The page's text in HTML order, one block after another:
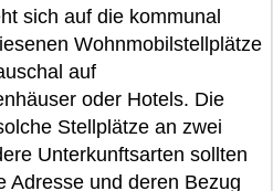
sich auf die kommunal
Wohnmobilstellplätze
auf
oder Hotels. Die
Stellplätze an zwei
Unterkunftsarten sollten
Adresse und deren Bezug